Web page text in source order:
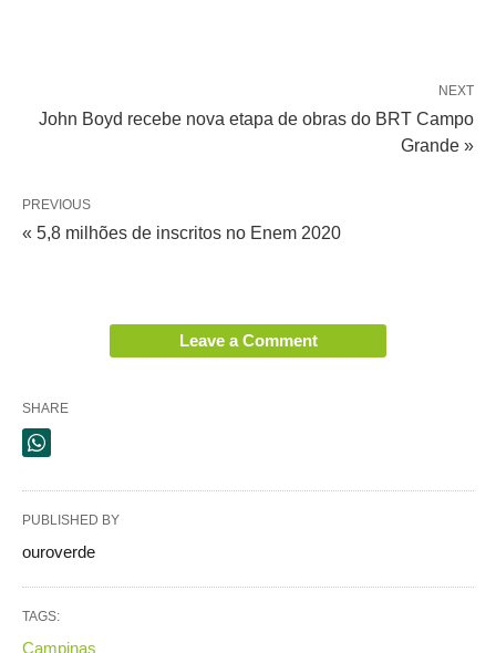
NEXT
John Boyd recebe nova etapa de obras do BRT Campo
Grande »
PREVIOUS
« 5,8 milhões de inscritos no Enem 2020
Leave a Comment
SHARE
PUBLISHED BY
ouroverde
TAGS:
Campinas